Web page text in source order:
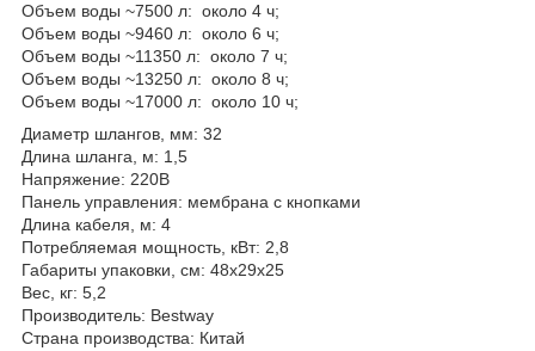
Объем воды ~7500 л: около 4 ч;
Объем воды ~9460 л: около 6 ч;
Объем воды ~11350 л: около 7 ч;
Объем воды ~13250 л: около 8 ч;
Объем воды ~17000 л: около 10 ч;
Диаметр шлангов, мм: 32
Длина шланга, м: 1,5
Напряжение: 220В
Панель управления: мембрана с кнопками
Длина кабеля, м: 4
Потребляемая мощность, кВт: 2,8
Габариты упаковки, см: 48х29х25
Вес, кг: 5,2
Производитель: Bestway
Страна производства: Китай